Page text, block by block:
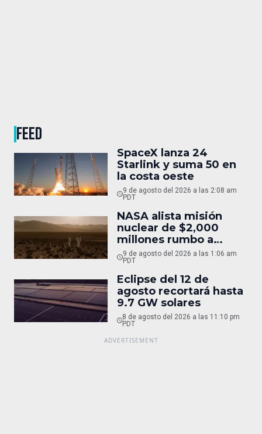
FEED
SpaceX lanza 24
Starlink y suma 50 en
la costa oeste
9 de agosto del 2026 a las 2:08 am
PDT
NASA alista misión
nuclear de $2,000
millones rumbo a
Marte
9 de agosto del 2026 a las 1:06 am
PDT
Eclipse del 12 de
agosto recortará hasta
9.7 GW solares
8 de agosto del 2026 a las 11:10 pm
PDT